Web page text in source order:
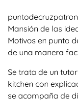
Mansión de las
Motivos en punto
de una manera
Se trata de un
kitchen con
se acompaña de